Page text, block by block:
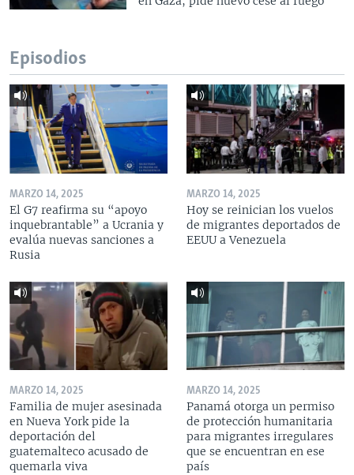
Episodios
MARZO 14, 2025
El G7 reafirma su “apoyo
inquebrantable” a Ucrania y
evalúa nuevas sanciones a
Rusia
MARZO 14, 2025
Hoy se reinician los vuelos
de migrantes deportados de
EEUU a Venezuela
MARZO 14, 2025
Familia de mujer asesinada
en Nueva York pide la
deportación del
guatemalteco acusado de
quemarla viva
MARZO 14, 2025
Panamá otorga un permiso
de protección humanitaria
para migrantes irregulares
que se encuentran en ese
país